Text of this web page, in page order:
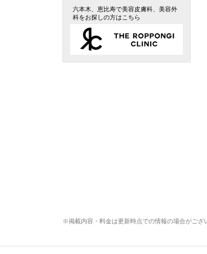
六本木、恵比寿で美容皮膚科、美容外
科をお探しの方はこちら
※掲載内容・料金は更新時点での情報の場合がござ